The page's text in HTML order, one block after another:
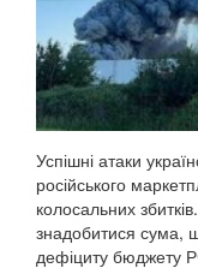
Успішні атаки
російського
колосальних
знадобитися сума,
дефіциту бюджету